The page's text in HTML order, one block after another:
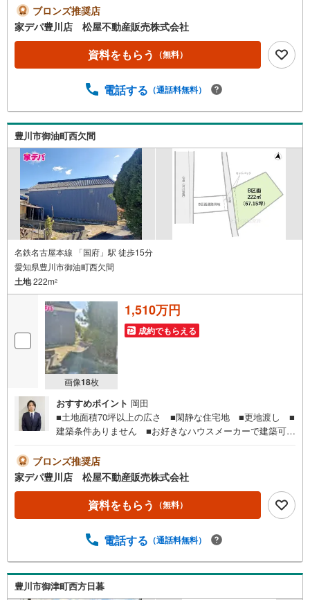
ン ・国府小学校 徒歩20分 ・西部中学校 徒歩26
分 ・さつき保育園 徒歩18分●家デパ 松屋不動産販売
のつよみ●・豊橋市・豊川市・知立市・浜松市の4店舗営業
中！三河エリア・遠州エリアの物件ならおまかせくださ
い。新築戸建、中古戸建、中古マンション、土地をお客様
ォーム実績多数！中古物件をご購入の際、約70％という多
ッズスペース用意しております。ぜひご家族そろってご来
場ください。・営業時間 午前9時00分～午後6時30分 （定
休日:水曜日）この時間帯はお電話でのお問い合わせがスム
ーズにご案内できます。右下の電話ボタンをタッチ！もし
くはお気軽にお電話ください。
ブロンズ推奨店
家デパ豊川店 松屋不動産販売株式会社
資料をもらう （無料）
電話する （通話料無料）
豊川市御油町西欠間
名鉄名古屋本線 「国府」駅 徒歩15分
愛知県豊川市御油町西欠間
土地222m2
画像18枚
1,510万円
成約でもらえる
おすすめポイント 岡田
■土地面積70坪以上の広さ ■閑静な住宅地 ■更地渡し ■
建築条件ありません ■お好きなハウスメーカーで建築可
徒歩7分●家デパ 松屋不動産販売 のつよみ●・豊橋市・豊
川市・知立市・浜松市の4店舗営業中！三河エリア・遠州エ
リアの物件ならおまかせください。新築戸建、中古戸建、
中古マンション、土地をお客様のご希望に合わせてご提案
いたします！・中古物件のリフォーム実績多数！中古物件
っています。新築購入より低コストで、新築同様の快適な
前9時00分～午後6時30分 （定休日:水曜日）この時間帯は
お電話でのお問い合わせがスムーズにご案内できます。右
ブロンズ推奨店
家デパ豊川店 松屋不動産販売株式会社
資料をもらう （無料）
電話する （通話料無料）
豊川市御津町西方日暮